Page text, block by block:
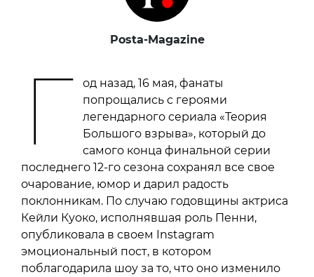
Posta-Magazine
Г
од назад, 16 мая, фанаты
попрощались с героями
легендарного сериала «Теория
Большого взрыва», который до
самого конца финальной серии
последнего 12-го сезона сохранял все свое
очарование, юмор и дарил радость
поклонникам. По случаю годовщины актриса
Кейли Куоко, исполнявшая роль Пенни,
опубликовала в своем Instagram
эмоциональный пост, в котором
поблагодарила шоу за то, что оно изменило